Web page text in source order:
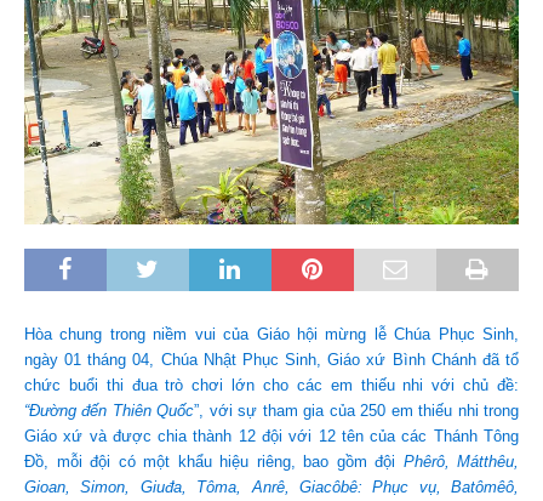
Hòa chung trong niềm vui của Giáo hội mừng lễ Chúa Phục Sinh,
ngày 01 tháng 04, Chúa Nhật Phục Sinh, Giáo xứ Bình Chánh đã tổ
chức buổi thi đua trò chơi lớn cho các em thiếu nhi với chủ đề:
“Đường đến Thiên Quốc”, với sự tham gia của 250 em thiếu nhi trong
Giáo xứ và được chia thành 12 đội với 12 tên của các Thánh Tông
Đồ, mỗi đội có một khẩu hiệu riêng, bao gồm đội Phêrô, Mátthêu,
Gioan, Simon, Giuđa, Tôma, Anrê, Giacôbê: Phục vụ, Batômêô,